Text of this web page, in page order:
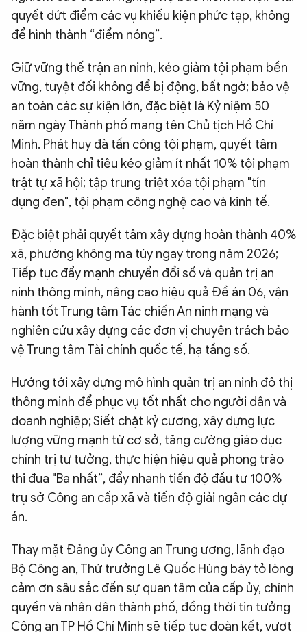
quyết dứt điểm các vụ khiếu kiện phức tạp, không
để hình thành “điểm nóng”.
Giữ vững thế trận an ninh, kéo giảm tội phạm bền
vững, tuyệt đối không để bị động, bất ngờ; bảo vệ
an toàn các sự kiện lớn, đặc biệt là Kỷ niệm 50
năm ngày Thành phố mang tên Chủ tịch Hồ Chí
Minh. Phát huy đà tấn công tội phạm, quyết tâm
hoàn thành chỉ tiêu kéo giảm ít nhất 10% tội phạm
trật tự xã hội; tập trung triệt xóa tội phạm "tín
dụng đen", tội phạm công nghệ cao và kinh tế.
Đặc biệt phải quyết tâm xây dựng hoàn thành 40%
xã, phường không ma túy ngay trong năm 2026;
Tiếp tục đẩy mạnh chuyển đổi số và quản trị an
ninh thông minh, nâng cao hiệu quả Đề án 06, vận
hành tốt Trung tâm Tác chiến An ninh mạng và
nghiên cứu xây dựng các đơn vị chuyên trách bảo
vệ Trung tâm Tài chính quốc tế, hạ tầng số.
Hướng tới xây dựng mô hình quản trị an ninh đô thị
thông minh để phục vụ tốt nhất cho người dân và
doanh nghiệp; Siết chặt kỷ cương, xây dựng lực
lượng vững mạnh từ cơ sở, tăng cường giáo dục
chính trị tư tưởng, thực hiện hiệu quả phong trào
thi đua "Ba nhất”, đẩy nhanh tiến độ đầu tư 100%
trụ sở Công an cấp xã và tiến độ giải ngân các dự
án.
Thay mặt Đảng ủy Công an Trung ương, lãnh đạo
Bộ Công an, Thứ trưởng Lê Quốc Hùng bày tỏ lòng
cảm ơn sâu sắc đến sự quan tâm của cấp ủy, chính
quyền và nhân dân thành phố, đồng thời tin tưởng
Công an TP Hồ Chí Minh sẽ tiếp tục đoàn kết, vượt